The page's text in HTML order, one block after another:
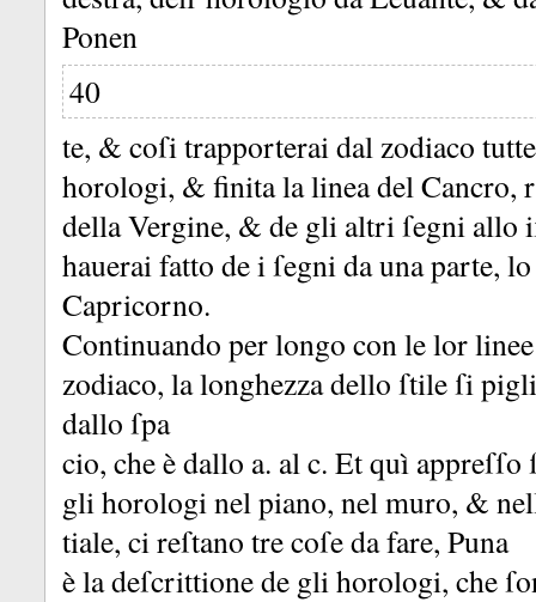
Ponen
40
te, & coſi trapporterai dal zodiaco
horologi, & finita la linea del Cancro,
della Vergine, & de gli altri ſegni allo
hauerai fatto de i ſegni da una parte,
Capricorno.
Continuando per longo con le lor
zodiaco, la longhezza dello ſtile ſi
dallo ſpa
cio, che è dallo a. al c. Et quì
gli horologi nel piano, nel muro, &
tiale, ci reſtano tre coſe da fare, Puna
è la deſcrittione de gli horologi, che